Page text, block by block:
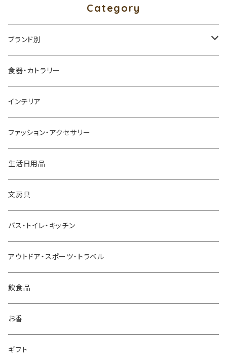
Category
ブランド別
アイダシュン ／ by age 18 オリジナル
四十沢木材工芸
アッシュコンセプト
近江和ろうそく大與／DAIYO
Oowets
KIKIME
コロリドー
THE
THE NODOKA
さざなみ漆器
食器・カトラリー
インテリア
ファッション・アクセサリー
生活日用品
文房具
バス・トイレ・キッチン
アウトドア・スポーツ・トラベル
飲食品
お香
ギフト